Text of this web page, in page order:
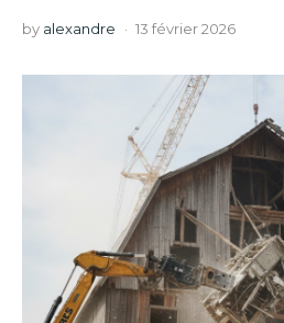
by alexandre 13 février 2026